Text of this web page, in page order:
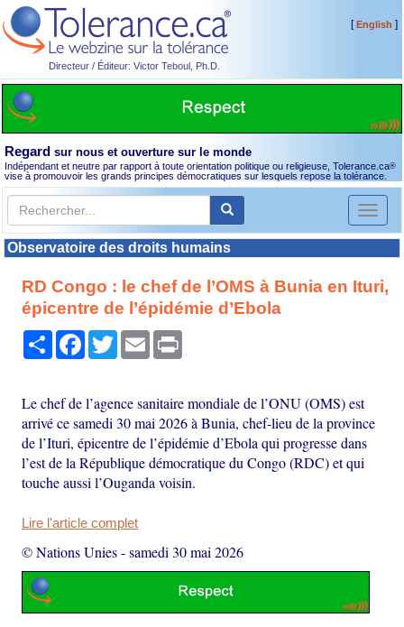
Directeur / Éditeur: Victor Teboul, Ph.D.
[English ]
Regard sur nous et ouverture sur le monde
Indépendant et neutre par rapport à toute orientation politique ou religieuse, Tolerance.ca®
vise à promouvoir les grands principes démocratiques sur lesquels repose la tolérance.
Toggle
Observatoire des droits humains
RD Congo : le chef de l’OMS à Bunia en Ituri,
épicentre de l’épidémie d’Ebola
PartagerFacebook
TwitterEmail
Le chef de l’agence sanitaire mondiale de l’ONU (OMS) est
arrivé ce samedi 30 mai 2026 à Bunia, chef-lieu de la province
de l’Ituri, épicentre de l’épidémie d’Ebola qui progresse dans
l’est de la République démocratique du Congo (RDC) et qui
touche aussi l’Ouganda voisin.
Lire l'article complet
© Nations Unies-samedi 30 mai 2026